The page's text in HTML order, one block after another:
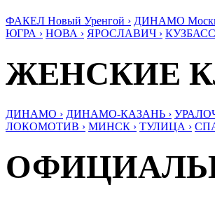
ФАКЕЛ Новый Уренгой › ДИНАМО
ЮГРА › НОВА › ЯРОСЛАВИЧ › КУЗБАСС
ЖЕНСКИЕ
ДИНАМО › ДИНАМО-КАЗАНЬ ›
ЛОКОМОТИВ › МИНСК › ТУЛИЦА ›